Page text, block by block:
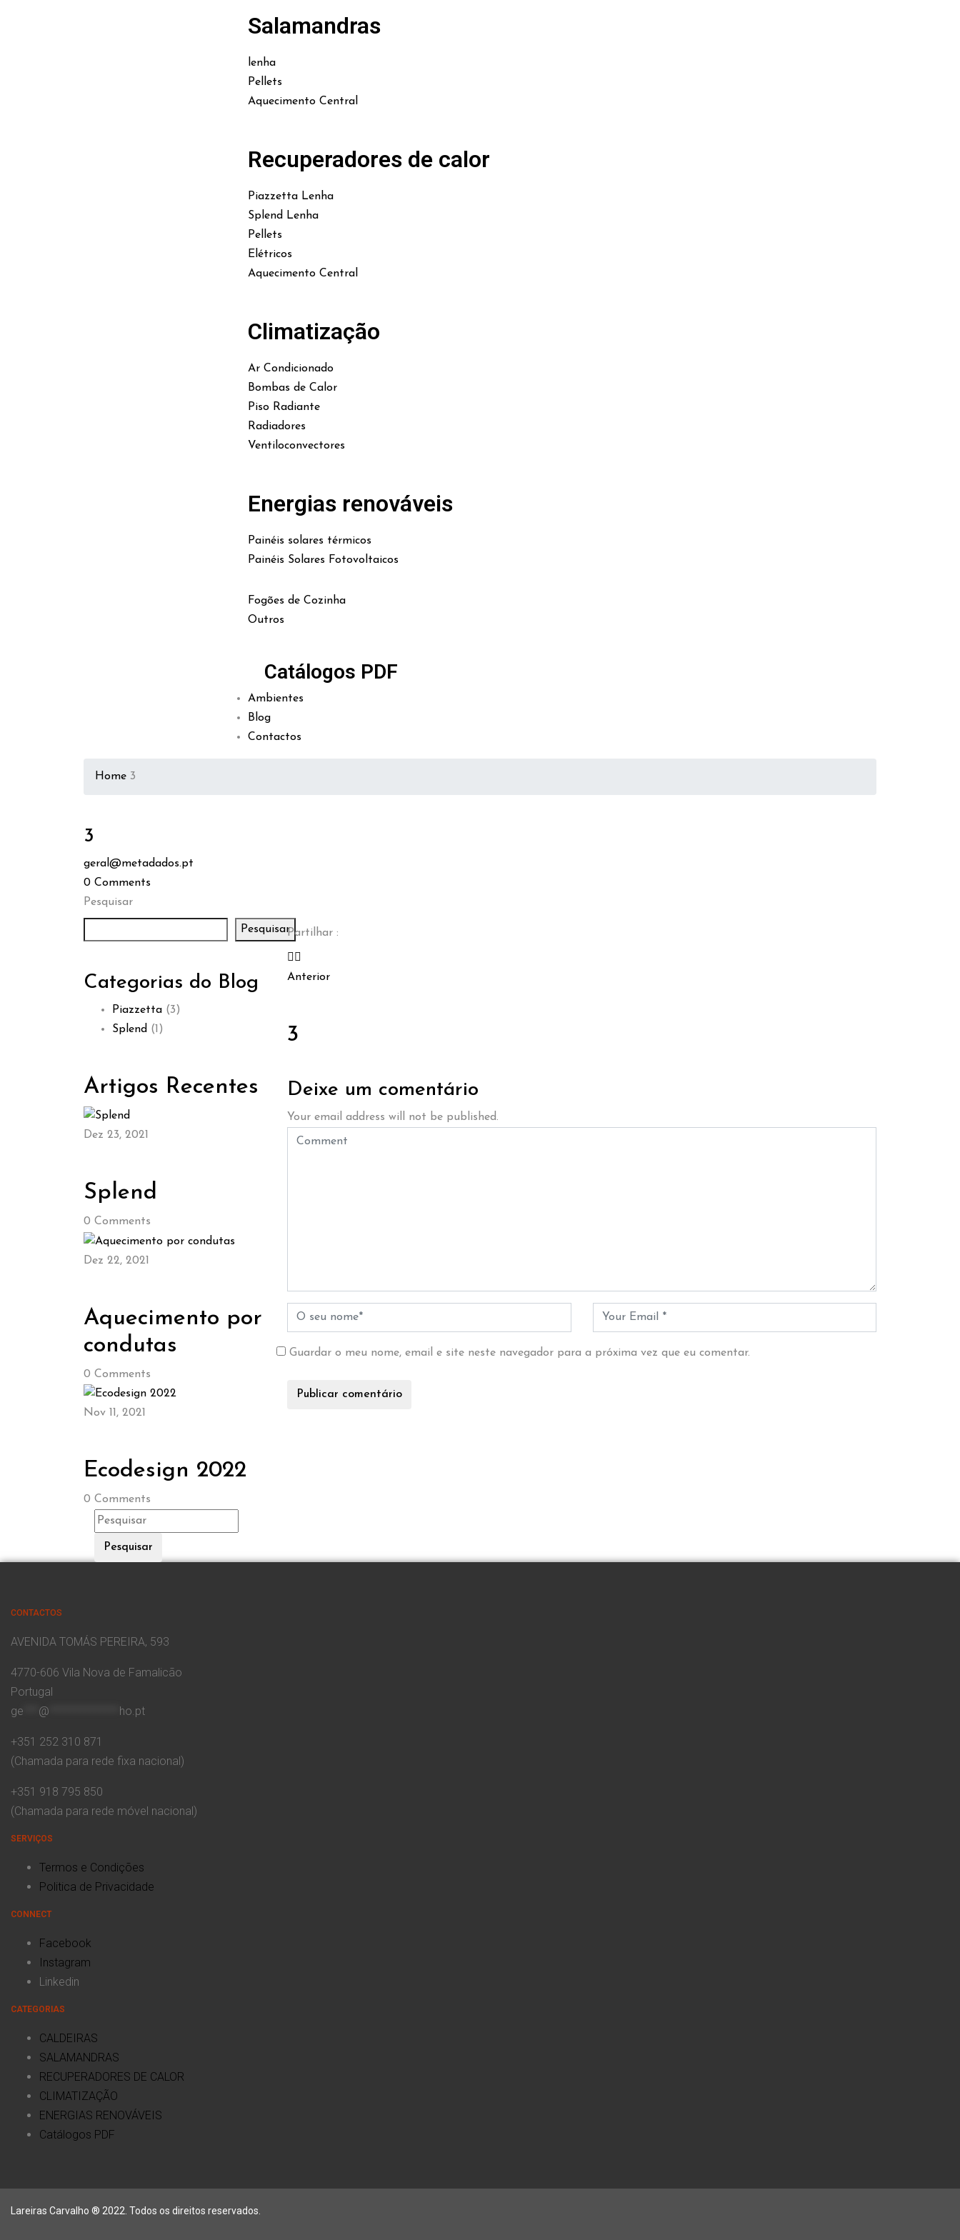
Salamandras
lenha
Pellets
Aquecimento Central
Recuperadores de calor
Piazzetta Lenha
Splend Lenha
Pellets
Elétricos
Aquecimento Central
Climatização
Ar Condicionado
Bombas de Calor
Piso Radiante
Radiadores
Ventiloconvectores
Energias renováveis
Painéis solares térmicos
Painéis Solares Fotovoltaicos
Fogões de Cozinha
Outros
Catálogos PDF
Ambientes
Blog
Contactos
Home 3
3
geral@metadados.pt
0 Comments
Pesquisar
Pesquisar
Categorias do Blog
Piazzetta (3)
Splend (1)
Artigos Recentes
Dez 23, 2021
Splend
0 Comments
Dez 22, 2021
Aquecimento por
condutas
0 Comments
Nov 11, 2021
Ecodesign 2022
0 Comments
Pesquisar
Partilhar :
Anterior
3
Deixe um comentário
Your email address will not be published.
Guardar o meu nome, email e site neste navegador para a próxima vez que eu comentar.
CONTACTOS
AVENIDA TOMÁS PEREIRA, 593
4770-606 Vila Nova de Famalicão
Portugal
ge
@ ho.pt
+351 252 310 871
(Chamada para rede fixa nacional)
+351 918 795 850
(Chamada para rede móvel nacional)
SERVIÇOS
Termos e Condições
Politica de Privacidade
CONNECT
Facebook
Instagram
Linkedin
CATEGORIAS
CALDEIRAS
SALAMANDRAS
RECUPERADORES DE CALOR
CLIMATIZAÇÃO
ENERGIAS RENOVÁVEIS
Catálogos PDF
Lareiras Carvalho ® 2022. Todos os direitos reservados.